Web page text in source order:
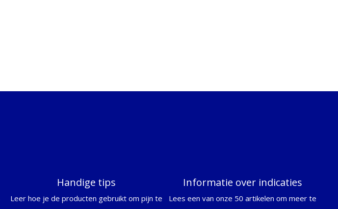
Handige tips
Leer hoe je de producten gebruikt om pijn te
Informatie over indicaties
Lees een van onze 50 artikelen om meer te